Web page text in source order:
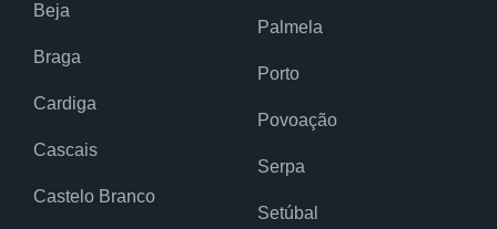
Beja
Braga
Cardiga
Cascais
Castelo Branco
Palmela
Porto
Povoação
Serpa
Setúbal